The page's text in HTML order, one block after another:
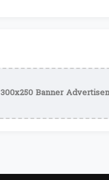
300x250 Banner